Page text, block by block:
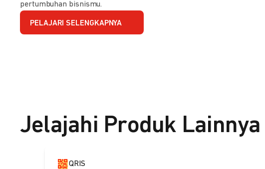
pertumbuhan bisnismu.
PELAJARI SELENGKAPNYA
Jelajahi Produk Lainnya
QRIS